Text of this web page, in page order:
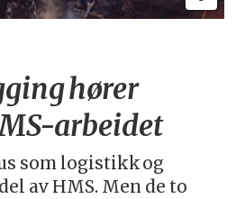
hører
arbeidet
som logistikk og
av HMS. Men de to